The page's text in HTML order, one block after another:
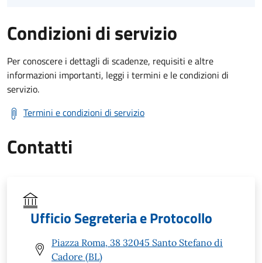
Condizioni di servizio
Per conoscere i dettagli di scadenze, requisiti e altre
informazioni importanti, leggi i termini e le condizioni di
servizio.
Termini e condizioni di servizio
Contatti
Ufficio Segreteria e Protocollo
Piazza Roma, 38 32045 Santo Stefano di
Cadore (BL)